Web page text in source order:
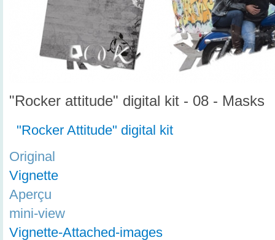
"Rocker attitude" digital kit - 08 - Masks
"Rocker Attitude" digital kit
Original
Vignette
Aperçu
mini-view
Vignette-Attached-images